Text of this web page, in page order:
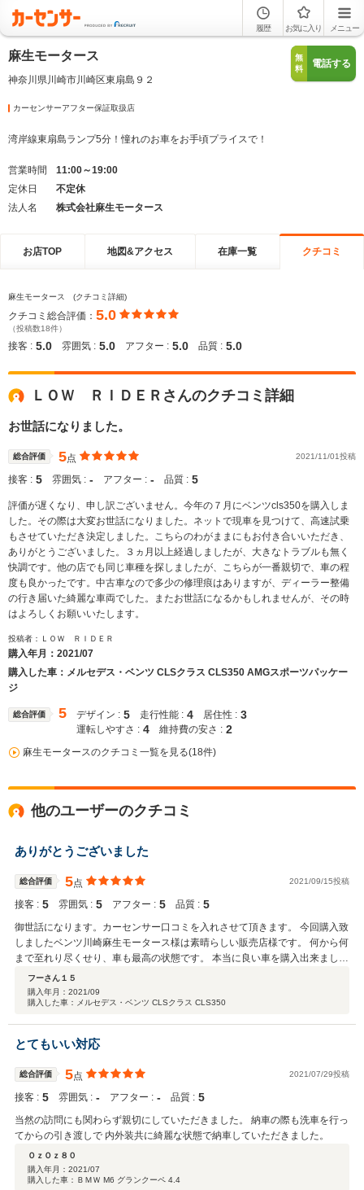
履歴 お気に入り メニュー
麻生モータース
神奈川県川崎市川崎区東扇島９２
無
料
電話する
カーセンサーアフター保証取扱店
湾岸線東扇島ランプ5分！憧れのお車をお手頃プライスで！
営業時間
11:00～19:00
定休日
不定休
法人名
株式会社麻生モータース
お店TOP 地図&アクセス 在庫一覧 クチコミ
麻生モータース (クチコミ詳細)
クチコミ総合評価： 5.0
（投稿数18件）
接客 : 5.0 雰囲気 : 5.0 アフター : 5.0 品質 : 5.0
ＬＯＷ ＲＩＤＥＲさんのクチコミ詳細
お世話になりました。
総合評価 5点 2021/11/01投稿
接客 : 5 雰囲気 : ‐ アフター : ‐ 品質 : 5
評価が遅くなり、申し訳ございません。今年の７月にベンツcls350を購入しま
した。その際は大変お世話になりました。ネットで現車を見つけて、高速試乗
もさせていただき決定しました。こちらのわがままにもお付き合いいただき、
ありがとうございました。３ヵ月以上経過しましたが、大きなトラブルも無く
快調です。他の店でも同じ車種を探しましたが、こちらが一番親切で、車の程
度も良かったです。中古車なので多少の修理痕はありますが、ディーラー整備
の行き届いた綺麗な車両でした。またお世話になるかもしれませんが、その時
はよろしくお願いいたします。
投稿者：ＬＯＷ ＲＩＤＥＲ
購入年月： 2021/07
購入した車：メルセデス・ベンツ CLSクラス CLS350 AMGスポーツパッケー
ジ
総合評価 5 デザイン : 5 走行性能 : 4 居住性 : 3
運転しやすさ : 4 維持費の安さ : 2
麻生モータースのクチコミ一覧を見る(18件)
他のユーザーのクチコミ
ありがとうございました
総合評価 5点 2021/09/15投稿
接客 : 5 雰囲気 : 5 アフター : 5 品質 : 5
御世話になります。カーセンサー口コミを入れさせて頂きます。 今回購入致
しましたベンツ川崎麻生モータース様は素晴らしい販売店様です。 何から何
まで至れり尽くせり、車も最高の状態です。 本当に良い車を購入出来まし
た。感激して居ります。 静岡県伊東市 からです。
フーさん１５
購入年月： 2021/09
購入した車：メルセデス・ベンツ CLSクラス CLS350
とてもいい対応
総合評価 5点 2021/07/29投稿
接客 : 5 雰囲気 : ‐ アフター : ‐ 品質 : 5
当然の訪問にも関わらず親切にしていただきました。 納車の際も洗車を行っ
てからの引き渡しで 内外装共に綺麗な状態で納車していただきました。
ＯｚＯｚ８０
購入年月： 2021/07
購入した車：ＢＭＷ M6 グランクーペ 4.4